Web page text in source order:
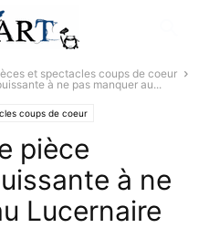
et spectacles coups de coeur
à ne pas manquer au...
coups de coeur
pièce
à ne
Lucernaire